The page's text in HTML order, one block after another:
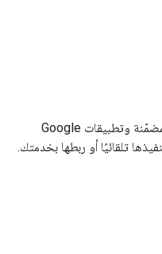
في ما يلي منصّات التطوير والإضافات المضمّنة وتطبيقات Google